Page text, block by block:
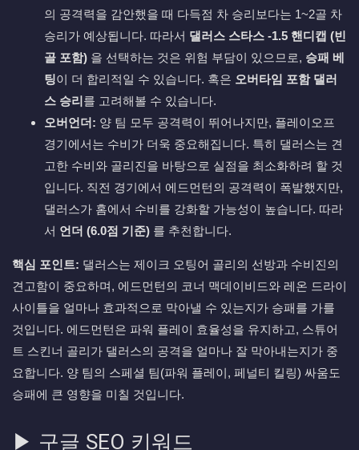
의 공격력을 감안했을 때 다득점 차 승리보다는 1~2골 차
승리가 예상됩니다. 따라서 댈러스 스타스 -1.5 핸디캡 (빈
골 포함) 을 선택하는 것은 위험 부담이 있으므로, 승패 베
팅이 더 합리적일 수 있습니다. 혹은 오버타임 포함 댈러
스 승리를 고려해볼 수 있습니다.
오버언더: 양 팀 모두 공격력이 뛰어나지만, 플레이오프
경기에서는 수비가 더욱 중요해집니다. 특히 댈러스는 견
고한 수비와 골리진을 바탕으로 실점을 최소화하려 할 것
입니다. 직전 경기에서 에드먼턴의 공격력이 폭발했지만,
댈러스가 홈에서 수비를 강화할 가능성이 높습니다. 따라
서 언더 (6.0점 기준) 를 추천합니다.
핵심 포인트: 댈러스는 제이크 오팅어 골리의 선방과 수비진의
견고함이 중요하며, 에드먼턴의 코너 맥데이비드와 레온 드라이
사이틀을 얼마나 효과적으로 막아낼 수 있는지가 승패를 가를
것입니다. 에드먼턴은 파워 플레이 효율성을 유지하고, 스튜어
트 스킨너 골리가 댈러스의 공격을 얼마나 잘 막아내는지가 중
요합니다. 양 팀의 스페셜 팀(파워 플레이, 페널티 킬링) 싸움도
승패에 큰 영향을 미칠 것입니다.
▶ 구글 SEO 키워드